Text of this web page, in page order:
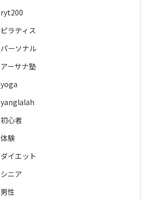
ryt200
ピラティス
パーソナル
アーサナ塾
yoga
yanglalah
初心者
体験
ダイエット
シニア
男性